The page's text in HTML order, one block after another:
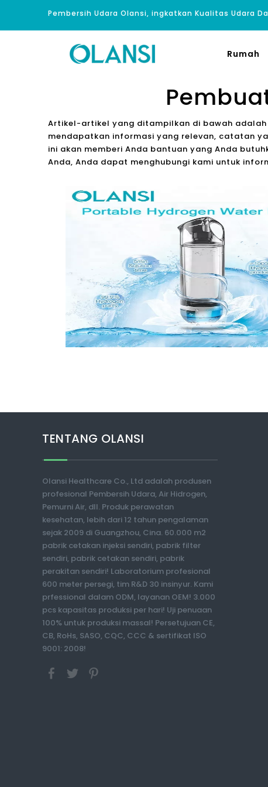
Pembersih Udara Olansi, ingkatkan Kualitas Udara
Rumah
Artikel-artikel yang ditampilkan di bawah
mendapatkan informasi yang relevan, catatan
ini akan memberi Anda bantuan yang Anda
Anda, Anda dapat menghubungi kami untuk
TENTANG OLANSI
Olansi Healthcare Co., Ltd adalah produsen
profesional Pembersih Udara, Air Hidrogen,
Pemurni Air, dll. Produk perawatan
kesehatan, lebih dari 12 tahun pengalaman
sejak 2009 di Guangzhou, Cina. 60.000 m2
pabrik cetakan injeksi sendiri, pabrik filter
sendiri, pabrik cetakan sendiri, pabrik
perakitan sendiri! Laboratorium profesional
600 meter persegi, tim R&D 30 insinyur. Kami
prfessional dalam ODM, layanan OEM! 3.000
pcs kapasitas produksi per hari! Uji penuaan
100% untuk produksi massal! Persetujuan CE,
CB, RoHs, SASO, CQC, CCC & sertifikat ISO
9001: 2008!